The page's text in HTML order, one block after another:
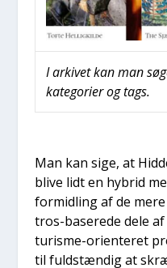
I arki­vet kan man
kate­go­ri­er og tags.
Man kan sige, at
bli­ve lidt en hybrid
for­mid­ling af de
tros-base­re­de dele
turis­me-ori­en­te­ret
til fuld­stæn­dig at